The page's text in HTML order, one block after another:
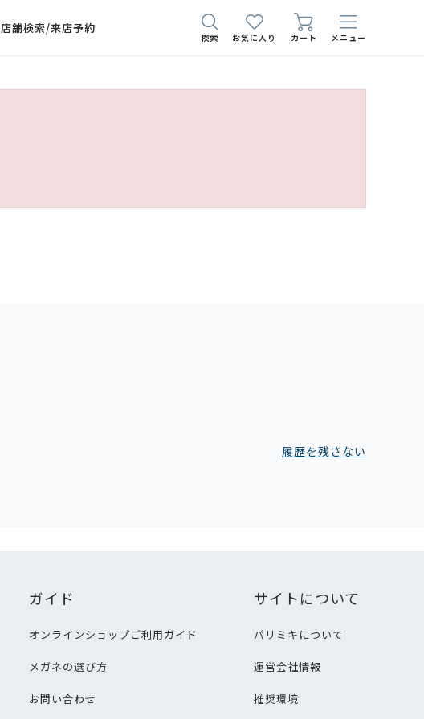
店舗検索/来店予約
検索 お気に入り カート メニュー
履歴を残さない
ガイド
オンラインショップご利用ガイド
メガネの選び方
お問い合わせ
サイトについて
パリミキについて
運営会社情報
推奨環境